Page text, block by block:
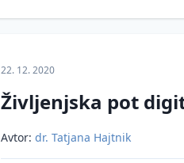
22. 12. 2020
Življenjska pot
Avtor: dr. Tatjana Hajtnik